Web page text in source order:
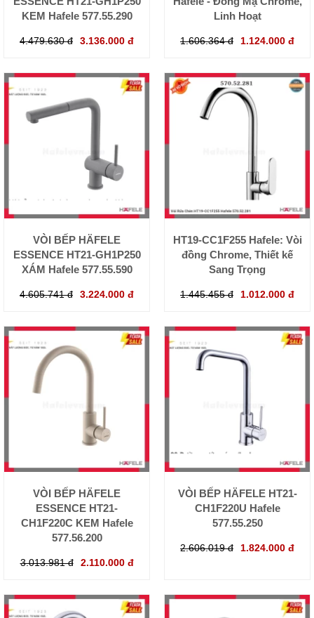
KEM Hafele 577.55.290
4.479.630 đ 3.136.000 đ
Linh Hoạt
1.606.364 đ 1.124.000 đ
VÒI BẾP HÄFELE
ESSENCE HT21-GH1P250
XÁM Hafele 577.55.590
4.605.741 đ 3.224.000 đ
HT19-CC1F255 Hafele: Vòi
đồng Chrome, Thiết kế
Sang Trọng
1.445.455 đ 1.012.000 đ
VÒI BẾP HÄFELE
ESSENCE HT21-
CH1F220C KEM Hafele
577.56.200
3.013.981 đ 2.110.000 đ
VÒI BẾP HÄFELE HT21-
CH1F220U Hafele
577.55.250
2.606.019 đ 1.824.000 đ